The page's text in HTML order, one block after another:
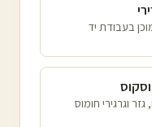
בעבודת יד
וגרגירי חומוס